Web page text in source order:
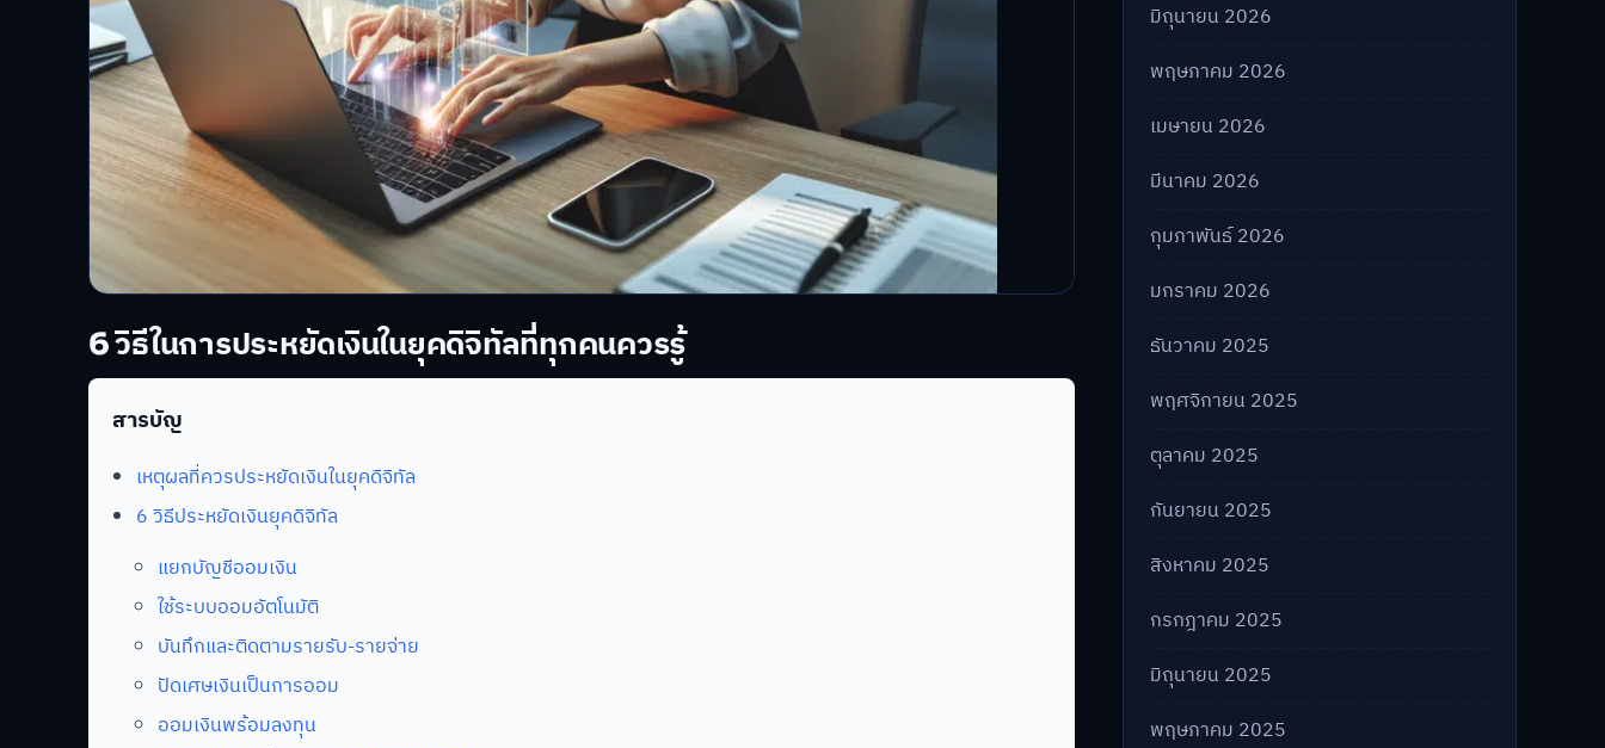
6 วิธีในการประหยัดเงินในยุคดิจิทัลที่ทุกคนควรรู้
สารบัญ
เหตุผลที่ควรประหยัดเงินในยุคดิจิทัล
6 วิธีประหยัดเงินยุคดิจิทัล
แยกบัญชีออมเงิน
ใช้ระบบออมอัตโนมัติ
บันทึกและติดตามรายรับ-รายจ่าย
ปัดเศษเงินเป็นการออม
ออมเงินพร้อมลงทุน
มิถุนายน 2026
พฤษภาคม 2026
เมษายน 2026
มีนาคม 2026
กุมภาพันธ์ 2026
มกราคม 2026
ธันวาคม 2025
พฤศจิกายน 2025
ตุลาคม 2025
กันยายน 2025
สิงหาคม 2025
กรกฎาคม 2025
มิถุนายน 2025
พฤษภาคม 2025